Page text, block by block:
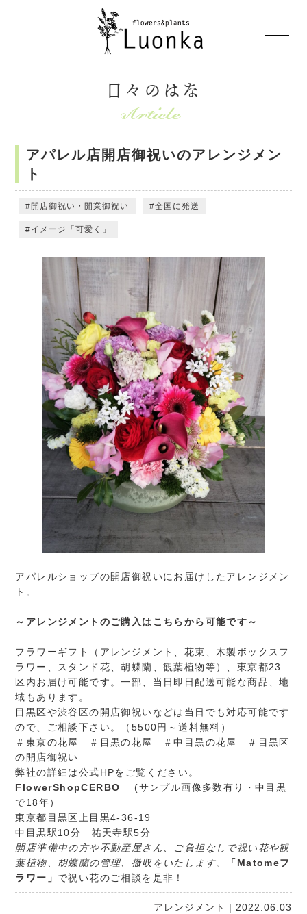
日々のはな
アパレル店開店御祝いのアレンジメン
ト
開店御祝い・開業御祝い 全国に発送
イメージ「可愛く」
アパレルショップの開店御祝いにお届けしたアレンジメン
ト。
～アレンジメントのご購入はこちらから可能です～
フラワーギフト（アレンジメント、花束、木製ボックスフ
ラワー、スタンド花、胡蝶蘭、観葉植物等）、東京都23
区内お届け可能です。一部、当日即日配送可能な商品、地
域もあります。
目黒区や渋谷区の開店御祝いなどは当日でも対応可能です
ので、ご相談下さい。（5500円～送料無料）
＃東京の花屋 ＃目黒の花屋 ＃中目黒の花屋 ＃目黒区
の開店御祝い
弊社の詳細は公式HPをご覧ください。
FlowerShopCERBO
(サンプル画像多数有り・中目黒
で18年）
東京都目黒区上目黒4-36-19
中目黒駅10分 祐天寺駅5分
開店準備中の方や不動産屋さん、ご負担なしで祝い花や観
葉植物、胡蝶蘭の管理、撤収をいたします。
「Matomeフ
ラワー」 で祝い花のご相談を是非！
アレンジメント | 2022.06.03